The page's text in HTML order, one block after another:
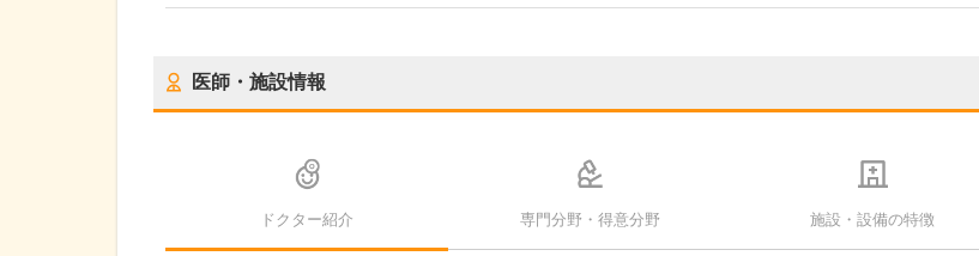
医師・施設情報
ドクター紹介 専門分野・得意分野 施設・設備の特徴